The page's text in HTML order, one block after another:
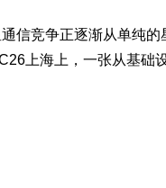
信竞争正逐渐从单纯
上海上，一张从基础